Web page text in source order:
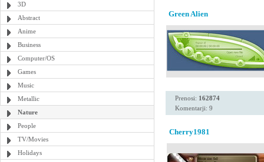
3D
Abstract
Anime
Business
Computer/OS
Games
Music
Metallic
Nature
People
TV/Movies
Holidays
Green Alien
Prenosi: 162874
Komentarji: 9
Cherry1981